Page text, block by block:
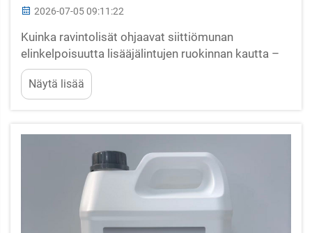
2026-07-05 09:11:22
Kuinka ravintolisät ohjaavat siittiömunan
elinkelpoisuutta lisääjälintujen ruokinnan kautta –
Mikroravintoaineiden siirtyminen munan
muodostumisen aikana: kriittinen ikkuna
siittiömunan ohjaukselle – Mikroravintoaineiden
kehittyvään munaan on tarkka prosessi, joka
Näytä lisää